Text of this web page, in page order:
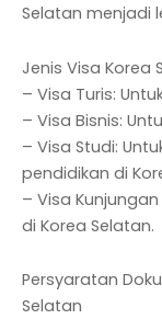
Selatan menjadi
Jenis Visa Korea
– Visa Turis:
– Visa Bisnis:
– Visa Studi:
pendidikan di
– Visa
di Korea Selatan.
Persyaratan
Selatan